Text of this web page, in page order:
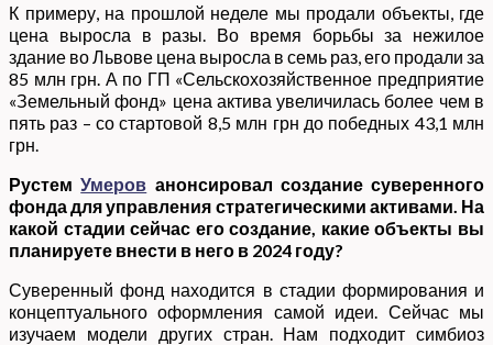
К примеру, на прошлой неделе мы продали объекты, где
цена выросла в разы. Во время борьбы за нежилое
здание во Львове цена выросла в семь раз, его продали за
85 млн грн. А по ГП «Сельскохозяйственное предприятие
«Земельный фонд» цена актива увеличилась более чем в
пять раз – со стартовой 8,5 млн грн до победных 43,1 млн
грн.
РустемУмеров анонсировал создание суверенного
фонда для управления стратегическими активами. На
какой стадии сейчас его создание, какие объекты вы
планируете внести в него в 2024 году?
Суверенный фонд находится в стадии формирования и
концептуального оформления самой идеи. Сейчас мы
изучаем модели других стран. Нам подходит симбиоз